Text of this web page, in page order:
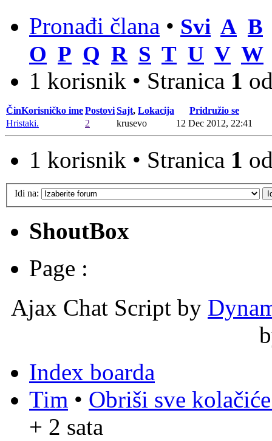
Pronađi člana • Svi A B
O P Q R S T U V W
1 korisnik • Stranica 1
ČinKorisničko imePostoviSajt, Lokacija
Pridružio se
Hristaki.
2 krusevo 12 Dec 2012, 22:41
1 korisnik • Stranica 1
Idi na:
ShoutBox
Page :
Ajax Chat Script by
Index boarda
Tim • Obriši sve
+ 2 sata